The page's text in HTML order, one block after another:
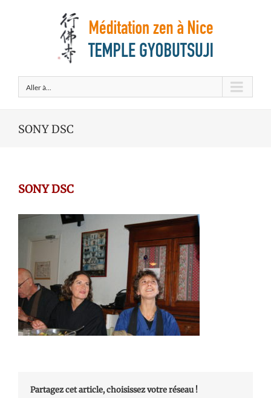
Aller à...
SONY DSC
SONY DSC
Partagez cet article, choisissez votre réseau !